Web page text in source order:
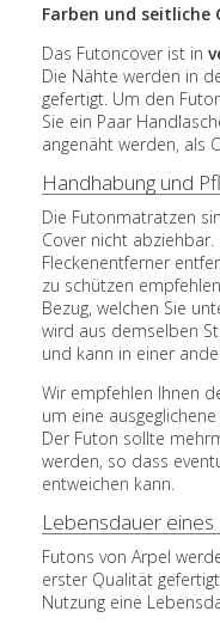
Farben und seitliche
Das Futoncover ist in
Die Nähte werden in
gefertigt. Um den
Sie ein Paar
angenäht werden, als
Handhabung und
Die Futonmatratzen
Cover nicht
Fleckenentferner
zu schützen
Bezug, welchen Sie
wird aus demselben
und kann in einer
Wir empfehlen Ihnen
um eine
Der Futon sollte
werden, so dass
entweichen kann.
Lebensdauer eines
Futons von Arpel
erster Qualität
Nutzung eine